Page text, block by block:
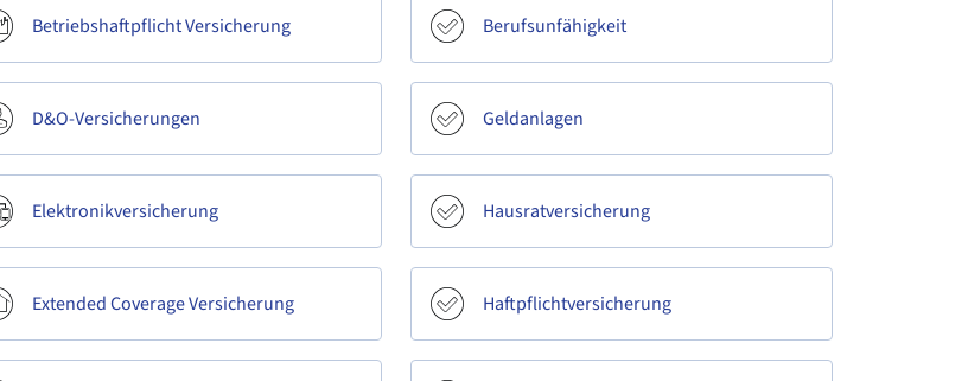
Betriebshaftpflicht Versicherung
D&O-Versicherungen
Elektronikversicherung
Extended Coverage Versicherung
Berufsunfähigkeit
Geldanlagen
Hausratversicherung
Haftpflichtversicherung